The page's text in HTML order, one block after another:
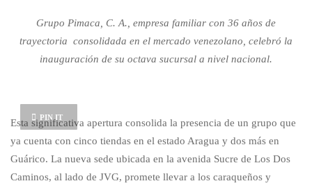
Grupo Pimaca, C. A., empresa familiar con 36 años de
trayectoria consolidada en el mercado venezolano, celebró la
inauguración de su octava sucursal a nivel nacional.
PIN IT
Esta significativa apertura consolida la presencia de un grupo que
ya cuenta con cinco tiendas en el estado Aragua y dos más en
Guárico. La nueva sede ubicada en la avenida Sucre de Los Dos
Caminos, al lado de JVG, promete llevar a los caraqueños y